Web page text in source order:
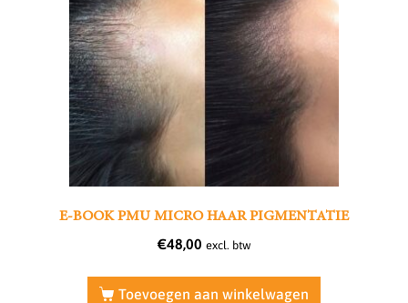
E-BOOK PMU MICRO HAAR PIGMENTATIE
€48,00 excl. btw
Toevoegen aan winkelwagen